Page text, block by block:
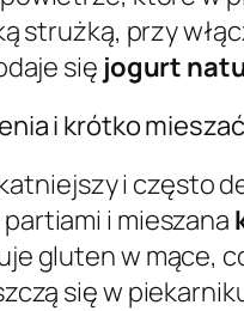
strużką, przy
się jogurt
i krótko mieszać
i często
i mieszana
gluten w mące,
się w